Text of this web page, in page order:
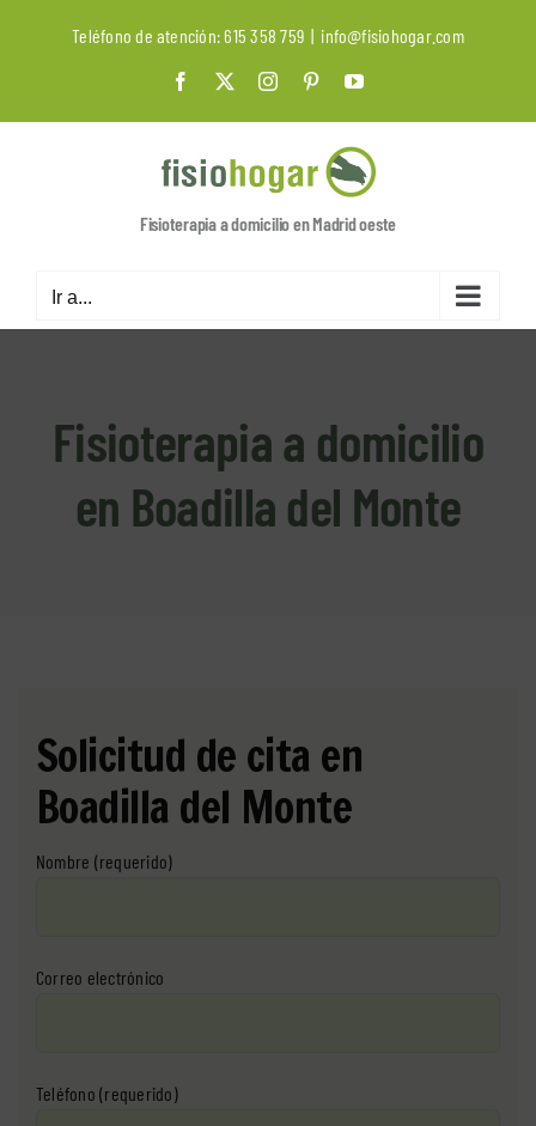
Teléfono de atención:615 358 759 | info@fisiohogar.com
Facebook
X InstagramPinterestYouTube
Fisioterapia a domicilio en Madrid oeste
Ir a...
Fisioterapia a domicilio
en Boadilla del Monte
Solicitud de cita en
Boadilla del Monte
Nombre (requerido)
Correo electrónico
Teléfono (requerido)